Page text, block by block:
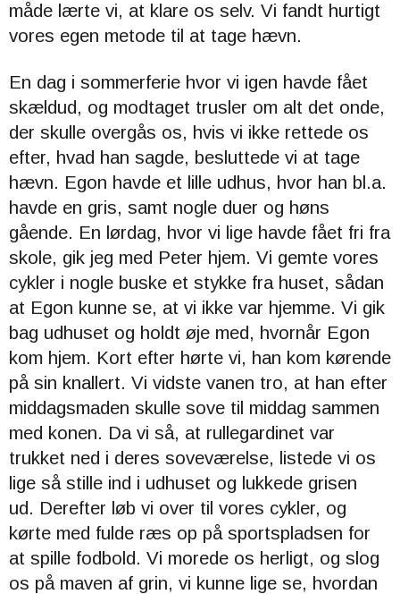
måde lærte vi, at klare os selv. Vi fandt hurtigt
vores egen metode til at tage hævn.
En dag i sommerferie hvor vi igen havde fået
skældud, og modtaget trusler om alt det onde,
der skulle overgås os, hvis vi ikke rettede os
efter, hvad han sagde, besluttede vi at tage
hævn. Egon havde et lille udhus, hvor han bl.a.
havde en gris, samt nogle duer og høns
gående. En lørdag, hvor vi lige havde fået fri fra
skole, gik jeg med Peter hjem. Vi gemte vores
cykler i nogle buske et stykke fra huset, sådan
at Egon kunne se, at vi ikke var hjemme. Vi gik
bag udhuset og holdt øje med, hvornår Egon
kom hjem. Kort efter hørte vi, han kom kørende
på sin knallert. Vi vidste vanen tro, at han efter
middagsmaden skulle sove til middag sammen
med konen. Da vi så, at rullegardinet var
trukket ned i deres soveværelse, listede vi os
lige så stille ind i udhuset og lukkede grisen
ud. Derefter løb vi over til vores cykler, og
kørte med fulde ræs op på sportspladsen for
at spille fodbold. Vi morede os herligt, og slog
os på maven af grin, vi kunne lige se, hvordan